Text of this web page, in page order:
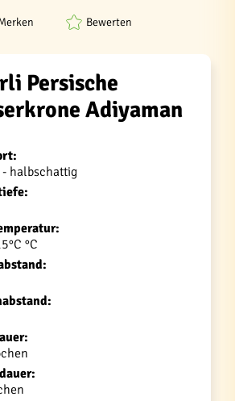
Bewerten
Persische
Adiyaman
halbschattig
°C